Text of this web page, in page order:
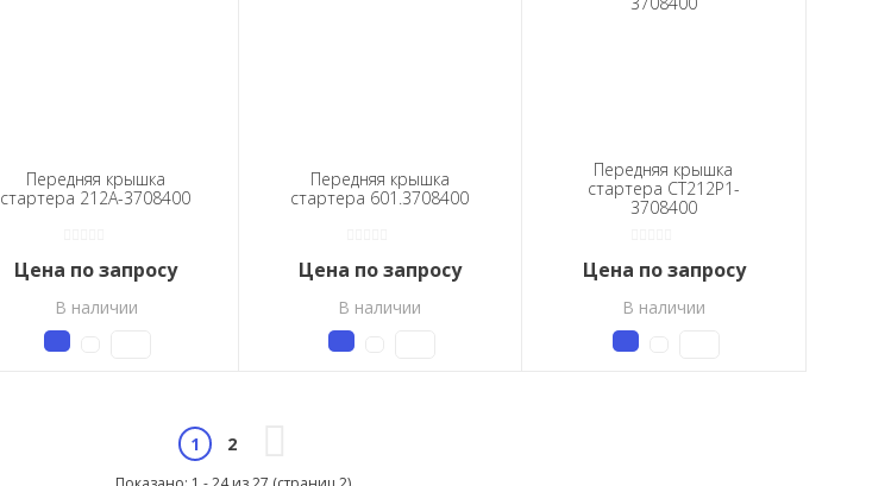
Передняя крышка
стартера 212А-3708400
Цена по запросу
В наличии
Передняя крышка
стартера 601.3708400
Цена по запросу
В наличии
Передняя крышка
стартера СТ212Р1-
3708400
Цена по запросу
В наличии
1 2